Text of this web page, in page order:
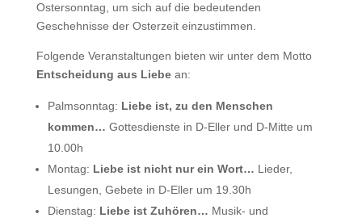
Ostersonntag, um sich auf die bedeutenden
Geschehnisse der Osterzeit einzustimmen.
Folgende Veranstaltungen bieten wir unter dem Motto
Entscheidung aus Liebean:
Palmsonntag: Liebe ist, zu den Menschen
kommen… Gottesdienste in D-Eller und D-Mitte um
10.00h
Montag: Liebe ist nicht nur ein Wort… Lieder,
Lesungen, Gebete in D-Eller um 19.30h
Dienstag: Liebe ist Zuhören… Musik- und